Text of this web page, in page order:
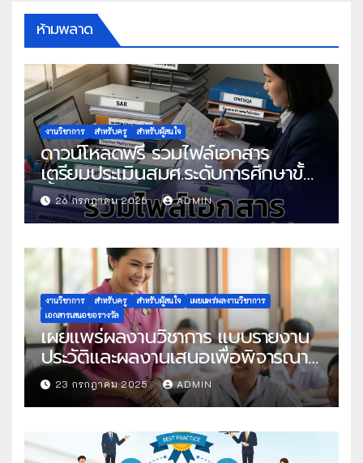
ห้ามพลาด
งานวิชาการ สำหรับครู สำหรับผู้สนใจ
ดาวน์โหลดฟรี รวมไฟล์เอกสาร
เตรียมประเมินสมศ.ระดับการศึกษาขั้น
พื้นฐาน
26 กรกฎาคม 2025 ADMIN
งานวิชาการ สำหรับครู สำหรับผู้สนใจ
เผยแพร่ผลงานวิชาการ
เอกสารเสนอขอรางวัล
เผยแพร่ผลงานวิชาการ แบบรายงาน
ประวัติและผลงานเสนอเพื่อพิจารณา
ในโครงการครูดีในดวงใจ ประจำปี
2568 ครั้งที่ 22
23 กรกฎาคม 2025 ADMIN